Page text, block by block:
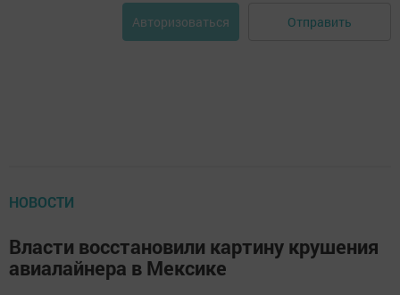
Авторизоваться Отправить
НОВОСТИ
Власти восстановили картину крушения
авиалайнера в Мексике